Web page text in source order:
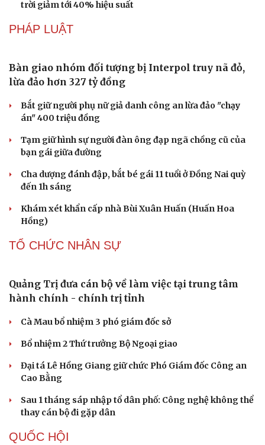
trời giảm tới 40% hiệu suất
PHÁP LUẬT
Bàn giao nhóm đối tượng bị Interpol truy nã đỏ,
lừa đảo hơn 327 tỷ đồng
Bắt giữ người phụ nữ giả danh công an lừa đảo "chạy
án" 400 triệu đồng
Tạm giữ hình sự người đàn ông đạp ngã chồng cũ của
bạn gái giữa đường
Cha dượng đánh đập, bắt bé gái 11 tuổi ở Đồng Nai quỳ
đến 1h sáng
Khám xét khẩn cấp nhà Bùi Xuân Huấn (Huấn Hoa
Hồng)
TỔ CHỨC NHÂN SỰ
Quảng Trị đưa cán bộ về làm việc tại trung tâm
hành chính - chính trị tỉnh
Cà Mau bổ nhiệm 3 phó giám đốc sở
Bổ nhiệm 2 Thứ trưởng Bộ Ngoại giao
Đại tá Lê Hồng Giang giữ chức Phó Giám đốc Công an
Cao Bằng
Sau 1 tháng sáp nhập tổ dân phố: Công nghệ không thể
thay cán bộ đi gặp dân
QUỐC HỘI